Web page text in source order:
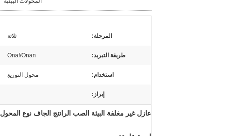
المرحلة: ثلاثة
طريقة التبريد: Onaf/Onan
استخدام: محول التوزيع
إبراز:
عازل غير مغلفة البيئة الصب الراتنج الجاف نوع المحول